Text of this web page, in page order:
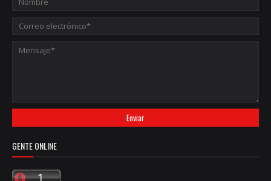
GENTE ONLINE